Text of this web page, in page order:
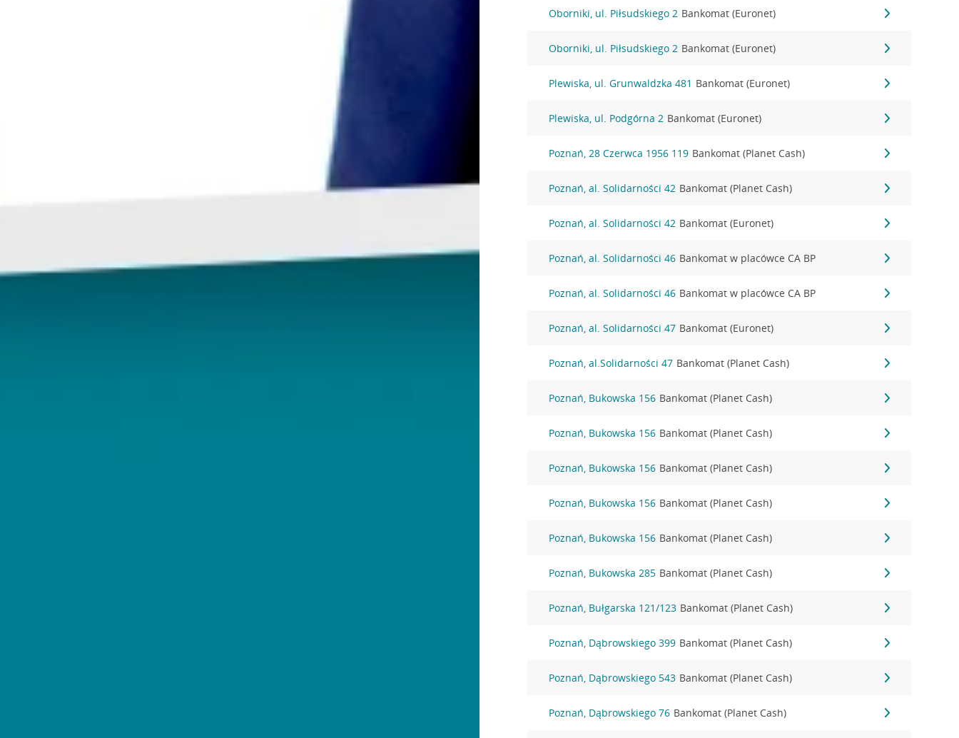
Oborniki, ul. Piłsudskiego 2 Bankomat (Euronet)
Oborniki, ul. Piłsudskiego 2 Bankomat (Euronet)
Plewiska, ul. Grunwaldzka 481 Bankomat (Euronet)
Plewiska, ul. Podgórna 2 Bankomat (Euronet)
Poznań, 28 Czerwca 1956 119 Bankomat (Planet Cash)
Poznań, al. Solidarności 42 Bankomat (Planet Cash)
Poznań, al. Solidarności 42 Bankomat (Euronet)
Poznań, al. Solidarności 46 Bankomat w placówce CA BP
Poznań, al. Solidarności 46 Bankomat w placówce CA BP
Poznań, al. Solidarności 47 Bankomat (Euronet)
Poznań, al.Solidarności 47 Bankomat (Planet Cash)
Poznań, Bukowska 156 Bankomat (Planet Cash)
Poznań, Bukowska 156 Bankomat (Planet Cash)
Poznań, Bukowska 156 Bankomat (Planet Cash)
Poznań, Bukowska 156 Bankomat (Planet Cash)
Poznań, Bukowska 156 Bankomat (Planet Cash)
Poznań, Bukowska 285 Bankomat (Planet Cash)
Poznań, Bułgarska 121/123 Bankomat (Planet Cash)
Poznań, Dąbrowskiego 399 Bankomat (Planet Cash)
Poznań, Dąbrowskiego 543 Bankomat (Planet Cash)
Poznań, Dąbrowskiego 76 Bankomat (Planet Cash)